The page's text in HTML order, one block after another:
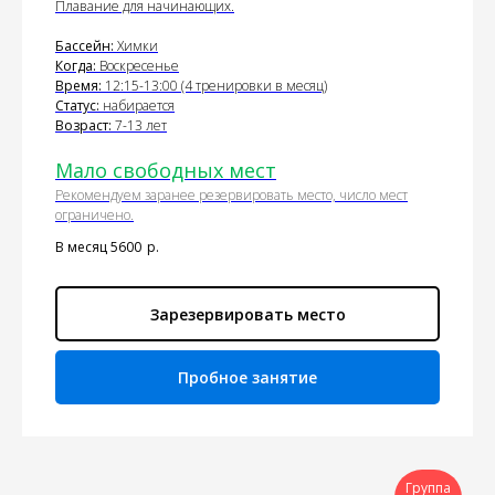
Плавание для начинающих.
Бассейн: Химки
Когда: Воскресенье
Время: 12:15-13:00 (4 тренировки в месяц)
Статус: набирается
Возраст: 7-13 лет
Мало свободных мест
Рекомендуем заранее резервировать место, число мест
ограничено.
В месяц 5600 р.
Зарезервировать место
Пробное занятие
Группа